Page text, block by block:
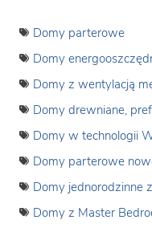
Domy parterowe
Domy
Domy z wentylacją
Domy drewniane,
Domy w technologii
Domy parterowe
Domy jednorodzinne
Domy z Master